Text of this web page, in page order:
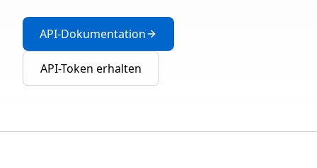
API-Dokumentation
API-Token erhalten